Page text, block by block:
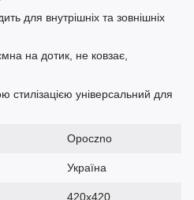
для внутрішніх та зовнішніх
на дотик, не ковзає,
стилізацією універсальний для
Opoczno
Україна
420х420